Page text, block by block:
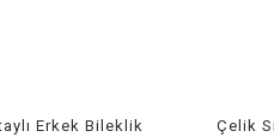
Erkek Bileklik